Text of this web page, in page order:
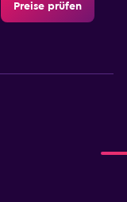
Preise prüfen